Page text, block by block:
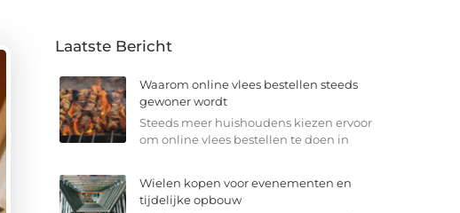
Laatste Bericht
Waarom online vlees bestellen steeds
gewoner wordt
Steeds meer huishoudens kiezen ervoor
om online vlees bestellen te doen in
Wielen kopen voor evenementen en
tijdelijke opbouw